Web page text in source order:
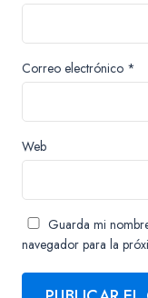
Correo electrónico *
Web
Guarda mi
navegador para la